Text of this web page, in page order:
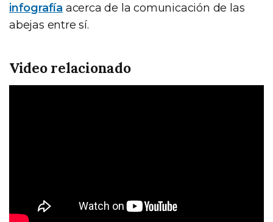
infografía acerca de la comunicación de las
abejas entre sí.
Video relacionado